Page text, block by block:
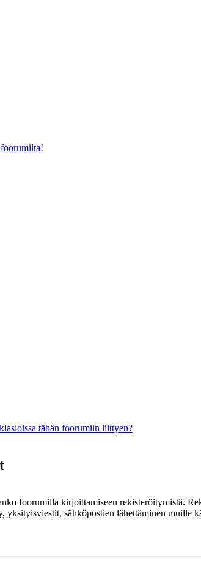
tähän foorumiin liittyen?
foorumilla kirjoittamiseen rekisteröitymistä.
sähköpostien lähettäminen